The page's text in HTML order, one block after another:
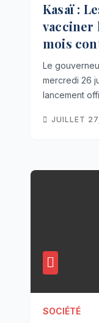
Kasaï :
vacciner
mois
Le
mercredi 26
lancement
JUILLET
SOCIÉTÉ